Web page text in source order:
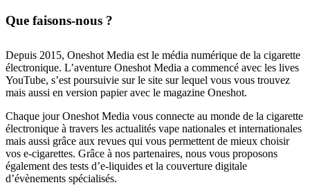
Que faisons-nous ?
Depuis 2015, Oneshot Media est le média numérique de la cigarette
électronique. L’aventure Oneshot Media a commencé avec les lives
YouTube, s’est poursuivie sur le site sur lequel vous vous trouvez
mais aussi en version papier avec le magazine Oneshot.
Chaque jour Oneshot Media vous connecte au monde de la cigarette
électronique à travers les actualités vape nationales et internationales
mais aussi grâce aux revues qui vous permettent de mieux choisir
vos e-cigarettes. Grâce à nos partenaires, nous vous proposons
également des tests d’e-liquides et la couverture digitale
d’évènements spécialisés.